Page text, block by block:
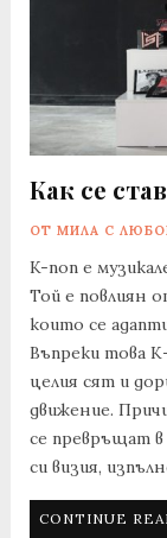
Как се
ОТ МИЛА С
K-поп е
Той е повлиян
които се
Въпреки това
целия сят и
движение.
се превръщат
си визия,
CONTINUE